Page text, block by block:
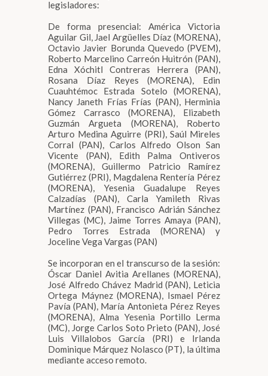
legisladores:
De forma presencial: América Victoria
Aguilar Gil, Jael Argüelles Díaz (MORENA),
Octavio Javier Borunda Quevedo (PVEM),
Roberto Marcelino Carreón Huitrón (PAN),
Edna Xóchitl Contreras Herrera (PAN),
Rosana Díaz Reyes (MORENA), Edin
Cuauhtémoc Estrada Sotelo (MORENA),
Nancy Janeth Frías Frías (PAN), Herminia
Gómez Carrasco (MORENA), Elizabeth
Guzmán Argueta (MORENA), Roberto
Arturo Medina Aguirre (PRI), Saúl Mireles
Corral (PAN), Carlos Alfredo Olson San
Vicente (PAN), Edith Palma Ontiveros
(MORENA), Guillermo Patricio Ramírez
Gutiérrez (PRI), Magdalena Rentería Pérez
(MORENA), Yesenia Guadalupe Reyes
Calzadías (PAN), Carla Yamileth Rivas
Martínez (PAN), Francisco Adrián Sánchez
Villegas (MC), Jaime Torres Amaya (PAN),
Pedro Torres Estrada (MORENA) y
Joceline Vega Vargas (PAN)
Se incorporan en el transcurso de la sesión:
Óscar Daniel Avitia Arellanes (MORENA),
José Alfredo Chávez Madrid (PAN), Leticia
Ortega Máynez (MORENA), Ismael Pérez
Pavía (PAN), María Antonieta Pérez Reyes
(MORENA), Alma Yesenia Portillo Lerma
(MC), Jorge Carlos Soto Prieto (PAN), José
Luis Villalobos García (PRI) e Irlanda
Dominique Márquez Nolasco (PT), la última
mediante acceso remoto.